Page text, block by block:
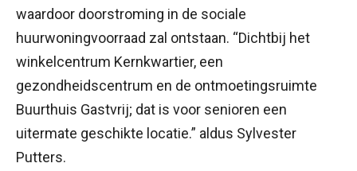
waardoor doorstroming in de sociale
huurwoningvoorraad zal ontstaan. “Dichtbij het
winkelcentrum Kernkwartier, een
gezondheidscentrum en de ontmoetingsruimte
Buurthuis Gastvrij; dat is voor senioren een
uitermate geschikte locatie.” aldus Sylvester
Putters.